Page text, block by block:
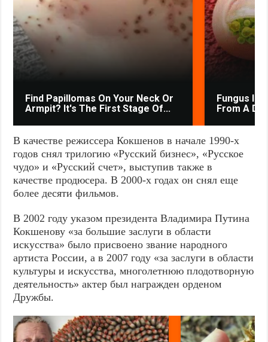
Find Papillomas On Your Neck Or
Armpit? It's The First Stage Of...
Fungus Is
From A
В качестве режиссера Кокшенов в начале 1990-х
годов снял трилогию «Русский бизнес», «Русское
чудо» и «Русский счет», выступив также в
качестве продюсера. В 2000-х годах он снял еще
более десяти фильмов.
В 2002 году указом президента Владимира Путина
Кокшенову «за большие заслуги в области
искусства» было присвоено звание народного
артиста России, а в 2007 году «за заслуги в области
культуры и искусства, многолетнюю плодотворную
деятельность» актер был награжден орденом
Дружбы.